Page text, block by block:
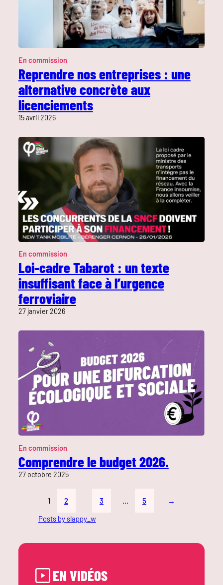
En commission
Reprendre nos entreprises : une
alternative concrète aux
licenciements
15 avril 2026
En commission
Loi-cadre Tabarot : un texte
insuffisant face à l’urgence
ferroviaire
27 janvier 2026
En commission
Comprendre le budget 2026.
27 octobre 2025
1 2 3 5 →
Posts by slappy_w
EN VIDÉOS